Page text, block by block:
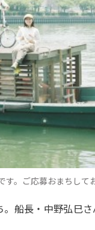
す。ご応募おまちし
船長・中野弘巳